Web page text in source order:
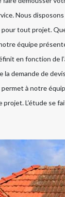
Nous disposons
tout projet.
équipe
en fonction de
la demande de
à notre
L’étude se